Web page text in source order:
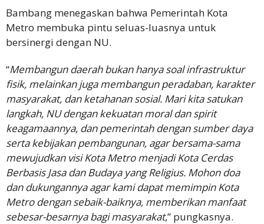
Bambang menegaskan bahwa Pemerintah Kota
Metro membuka pintu seluas-luasnya untuk
bersinergi dengan NU.
“Membangun daerah bukan hanya soal infrastruktur
fisik, melainkan juga membangun peradaban, karakter
masyarakat, dan ketahanan sosial. Mari kita satukan
langkah, NU dengan kekuatan moral dan spirit
keagamaannya, dan pemerintah dengan sumber daya
serta kebijakan pembangunan, agar bersama-sama
mewujudkan visi Kota Metro menjadi Kota Cerdas
Berbasis Jasa dan Budaya yang Religius. Mohon doa
dan dukungannya agar kami dapat memimpin Kota
Metro dengan sebaik-baiknya, memberikan manfaat
sebesar-besarnya bagi masyarakat,” pungkasnya.